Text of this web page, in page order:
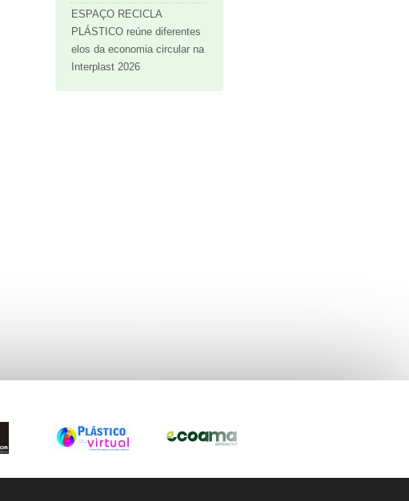
ESPAÇO RECICLA
PLÁSTICO reúne diferentes
elos da economia circular na
Interplast 2026